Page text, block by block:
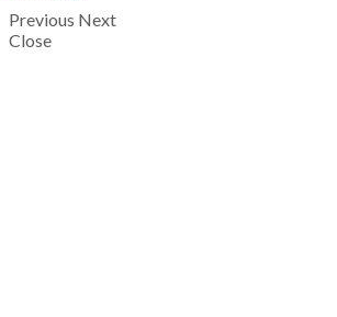
Previous Next
Close